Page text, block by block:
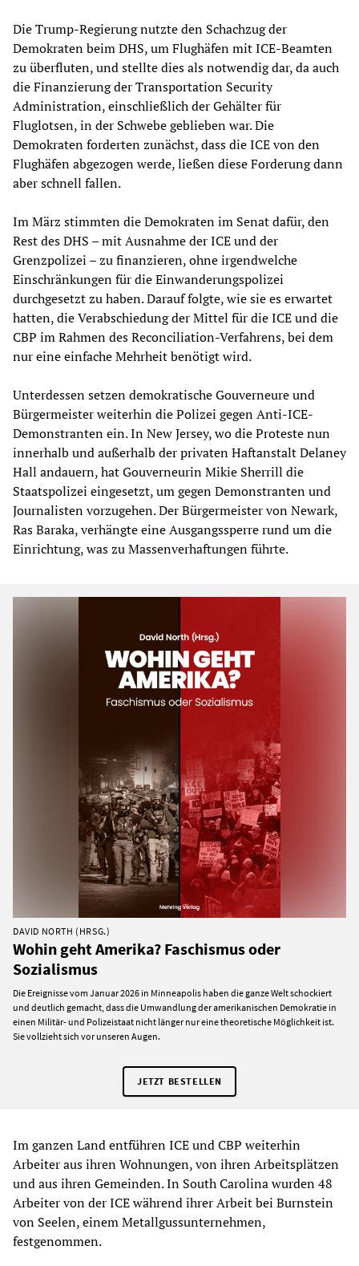
Die Trump-Regierung nutzte den Schachzug der
Demokraten beim DHS, um Flughäfen mit ICE-Beamten
zu überfluten, und stellte dies als notwendig dar, da auch
die Finanzierung der Transportation Security
Administration, einschließlich der Gehälter für
Fluglotsen, in der Schwebe geblieben war. Die
Demokraten forderten zunächst, dass die ICE von den
Flughäfen abgezogen werde, ließen diese Forderung dann
aber schnell fallen.
Im März stimmten die Demokraten im Senat dafür, den
Rest des DHS – mit Ausnahme der ICE und der
Grenzpolizei – zu finanzieren, ohne irgendwelche
Einschränkungen für die Einwanderungspolizei
durchgesetzt zu haben. Darauf folgte, wie sie es erwartet
hatten, die Verabschiedung der Mittel für die ICE und die
CBP im Rahmen des Reconciliation-Verfahrens, bei dem
nur eine einfache Mehrheit benötigt wird.
Unterdessen setzen demokratische Gouverneure und
Bürgermeister weiterhin die Polizei gegen Anti-ICE-
Demonstranten ein. In New Jersey, wo die Proteste nun
innerhalb und außerhalb der privaten Haftanstalt Delaney
Hall andauern, hat Gouverneurin Mikie Sherrill die
Staatspolizei eingesetzt, um gegen Demonstranten und
Journalisten vorzugehen. Der Bürgermeister von Newark,
Ras Baraka, verhängte eine Ausgangssperre rund um die
Einrichtung, was zu Massenverhaftungen führte.
DAVID NORTH (HRSG.)
Wohin geht Amerika? Faschismus oder
Sozialismus
Die Ereignisse vom Januar 2026 in Minneapolis haben die ganze Welt schockiert
und deutlich gemacht, dass die Umwandlung der amerikanischen Demokratie in
einen Militär- und Polizeistaat nicht länger nur eine theoretische Möglichkeit ist.
Sie vollzieht sich vor unseren Augen.
JETZT BESTELLEN
Im ganzen Land entführen ICE und CBP weiterhin
Arbeiter aus ihren Wohnungen, von ihren Arbeitsplätzen
und aus ihren Gemeinden. In South Carolina wurden 48
Arbeiter von der ICE während ihrer Arbeit bei Burnstein
von Seelen, einem Metallgussunternehmen,
festgenommen.